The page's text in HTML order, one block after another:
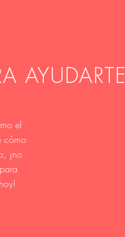
AYUDARTE
el
cómo
¡no